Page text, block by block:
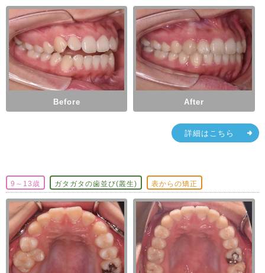
Before After
詳細はこちら
9～13歳 ガタガタの歯並び(叢生) 表からの矯正